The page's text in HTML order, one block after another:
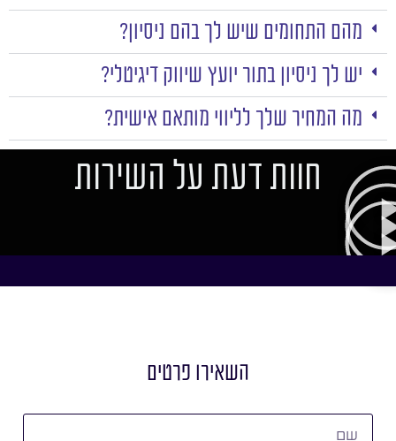
מהם התחומים שיש לך בהם ניסיון?
יש לך ניסיון בתור יועץ שיווק דיגיטלי?
מה המחיר שלך לליווי מותאם אישית?
חוות דעת על השירות
השאירו פרטים